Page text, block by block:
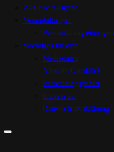
Aktuelle Ausgabe
Veranstaltungen
Veranstaltung eintragen
Wichtiges für dich
Mediadaten
Abos im Überblick
Verbreitungsgebiet
Impressum
Datenschutzerklärung